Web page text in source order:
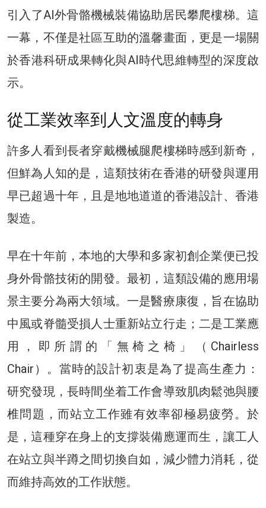
引入了AI外骨骼機械裝備協助居民攀爬樓梯。這
一幕，不僅是社區互助的溫馨畫面，更是一場關
於香港科研成果轉化與AI時代思維轉型的深度啟
示。
從工業效率到人文溫度的轉身
許多人看到長者穿戴機械腿爬樓梯時感到新奇，
但鮮為人知的是，這類技術在香港的研發與運用
早已超過十年，且是地地道道的香港設計、香港
製造。
早在十年前，本地的大學和多家初創企業便已投
身外骨骼技術的開發。最初，這類設備的應用場
景主要分為兩大領域。一是醫療康復，旨在協助
中風或脊髓受損人士重新站立行走；二是工業應
用，即所謂的「無椅之椅」（Chairless
Chair）。當時的設計初衷是為了提高生產力：
研究發現，長時間坐着工作會導致肌肉鬆弛與腰
椎問題，而站立工作雖有效率卻極易疲勞。於
是，這種穿在身上的支撐裝備應運而生，讓工人
在站立與半蹲之間切換自如，減少體力消耗，從
而維持高效的工作狀態。